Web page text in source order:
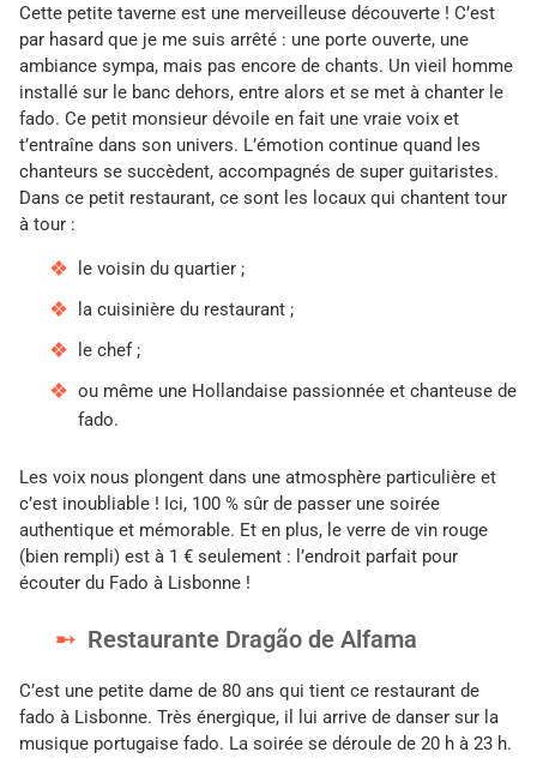
Cette petite taverne est une merveilleuse découverte ! C’est
par hasard que je me suis arrêté : une porte ouverte, une
ambiance sympa, mais pas encore de chants. Un vieil homme
installé sur le banc dehors, entre alors et se met à chanter le
fado. Ce petit monsieur dévoile en fait une vraie voix et
t’entraîne dans son univers. L’émotion continue quand les
chanteurs se succèdent, accompagnés de super guitaristes.
Dans ce petit restaurant, ce sont les locaux qui chantent tour
à tour :
le voisin du quartier ;
la cuisinière du restaurant ;
le chef ;
ou même une Hollandaise passionnée et chanteuse de
fado.
Les voix nous plongent dans une atmosphère particulière et
c’est inoubliable ! Ici, 100 % sûr de passer une soirée
authentique et mémorable. Et en plus, le verre de vin rouge
(bien rempli) est à 1 € seulement : l’endroit parfait pour
écouter du Fado à Lisbonne !
Restaurante Dragão de Alfama
C’est une petite dame de 80 ans qui tient ce restaurant de
fado à Lisbonne. Très énergique, il lui arrive de danser sur la
musique portugaise fado. La soirée se déroule de 20 h à 23 h.